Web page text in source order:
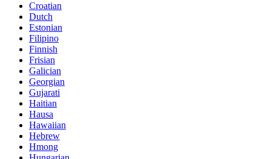
Croatian
Dutch
Estonian
Filipino
Finnish
Frisian
Galician
Georgian
Gujarati
Haitian
Hausa
Hawaiian
Hebrew
Hmong